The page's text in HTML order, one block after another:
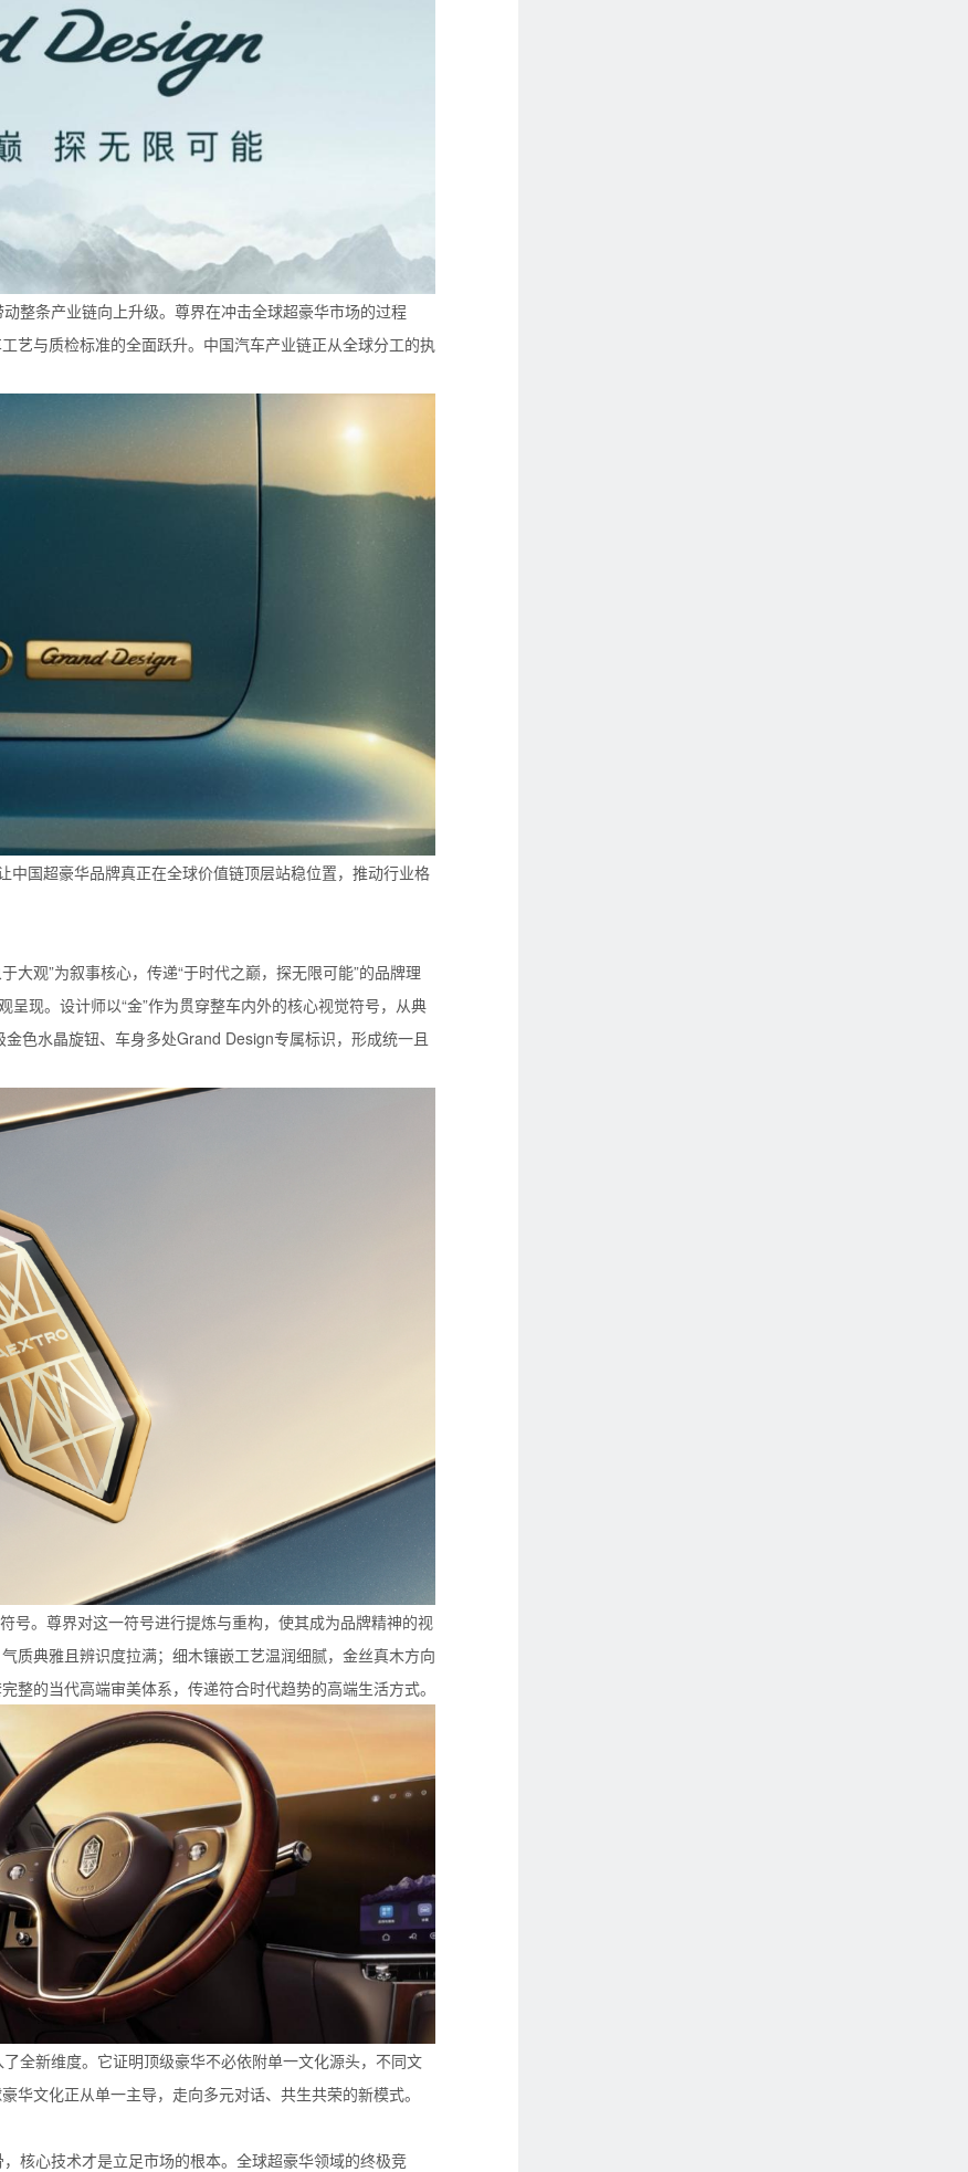
整条产业链向上升级。尊界在冲击全球超豪华市场的过程
艺与质检标准的全面跃升。中国汽车产业链正从全球分工的执
国超豪华品牌真正在全球价值链顶层站稳位置，推动行业格
大观”为叙事核心，传递“于时代之巅，探无限可能”的品牌理
呈现。设计师以“金”作为贯穿整车内外的核心视觉符号，从典
色水晶旋钮、车身多处Grand Design专属标识，形成统一且
号。尊界对这一符号进行提炼与重构，使其成为品牌精神的视
质典雅且辨识度拉满；细木镶嵌工艺温润细腻，金丝真木方向
整的当代高端审美体系，传递符合时代趋势的高端生活方式。
全新维度。它证明顶级豪华不必依附单一文化源头，不同文
华文化正从单一主导，走向多元对话、共生共荣的新模式。
核心技术才是立足市场的根本。全球超豪华领域的终极竞